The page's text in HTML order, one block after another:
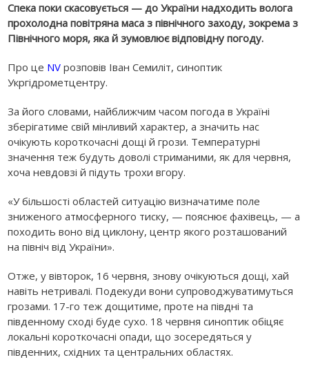
Спека поки скасовується — до України надходить волога
прохолодна повітряна маса з північного заходу, зокрема з
Північного моря, яка й зумовлює відповідну погоду.
Про це NVрозповів Іван Семиліт, синоптик
Укргідрометцентру.
За його словами, найближчим часом погода в Україні
зберігатиме свій мінливий характер, а значить нас
очікують короткочасні дощі й грози. Температурні
значення теж будуть доволі стриманими, як для червня,
хоча невдовзі й підуть трохи вгору.
«У більшості областей ситуацію визначатиме поле
зниженого атмосферного тиску, — пояснює фахівець, — а
походить воно від циклону, центр якого розташований
на північ від України».
Отже, у вівторок, 16 червня, знову очікуються дощі, хай
навіть нетривалі. Подекуди вони супроводжуватимуться
грозами. 17-го теж дощитиме, проте на півдні та
південному сході буде сухо. 18 червня синоптик обіцяє
локальні короткочасні опади, що зосередяться у
південних, східних та центральних областях.